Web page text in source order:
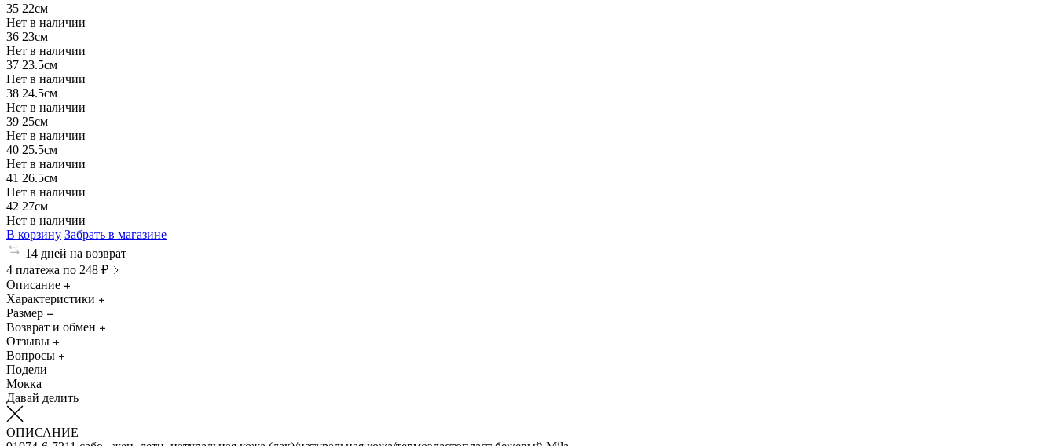
35 22см
Нет в наличии
36 23см
Нет в наличии
37 23.5см
Нет в наличии
38 24.5см
Нет в наличии
39 25см
Нет в наличии
40 25.5см
Нет в наличии
41 26.5см
Нет в наличии
42 27см
Нет в наличии
В корзину Забрать в магазине
14 дней на возврат
4 платежа по 248 ₽
Описание
Характеристики
Размер
Возврат и обмен
Отзывы
Вопросы
Подели
Мокка
Давай делить
ОПИСАНИЕ